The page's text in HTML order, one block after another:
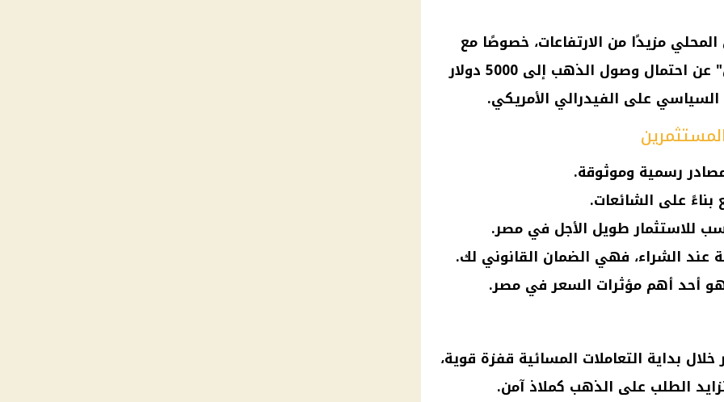
مزيدًا من الارتفاعات، خصوصًا مع
احتمال وصول الذهب إلى 5000
دولار
السياسي على الفيدرالي الأمريكي.
رسمية وموثوقة.
بناءً على الشائعات.
عند الشراء، فهي الضمان القانوني لك.
فهو أحد أهم مؤثرات السعر في مصر.
خلال بداية التعاملات المسائية قفزة قوية،
الطلب على الذهب كملاذ آمن.